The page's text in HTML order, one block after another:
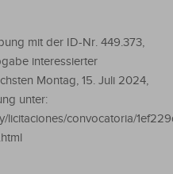
mit der ID-Nr. 449.373,
interessierter
Montag, 15. Juli 2024,
unter:
licitaciones/convocatoria/